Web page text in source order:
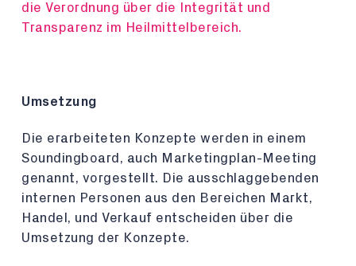
die Verordnung über die Integrität und
Transparenz im Heilmittelbereich.
Umsetzung
Die erarbeiteten Konzepte werden in einem
Soundingboard, auch Marketingplan-Meeting
genannt, vorgestellt. Die ausschlaggebenden
internen Personen aus den Bereichen Markt,
Handel, und Verkauf entscheiden über die
Umsetzung der Konzepte.